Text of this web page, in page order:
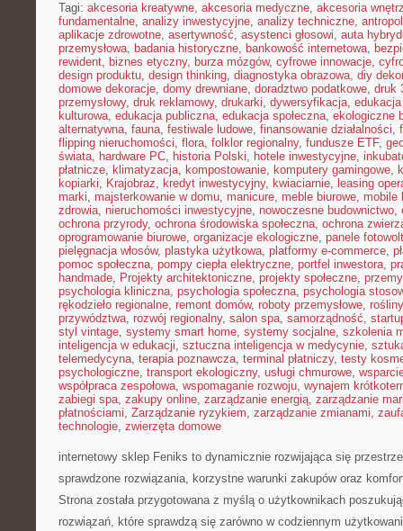
Tagi: akcesoria kreatywne, akcesoria medyczne, akcesoria
fundamentalne, analizy inwestycyjne, analizy techniczne,
aplikacje zdrowotne, asertywność, asystenci głosowi, auta
przemysłowa, badania historyczne, bankowość internetowa,
rewident, biznes etyczny, burza mózgów, cyfrowe innowacje,
design produktu, design thinking, diagnostyka obrazowa, diy
domowe dekoracje, domy drewniane, doradztwo podatkowe, druk
przemysłowy, druk reklamowy, drukarki, dywersyfikacja,
kulturowa, edukacja publiczna, edukacja społeczna, ekologiczne
alternatywna, fauna, festiwale ludowe, finansowanie działalności,
flipping nieruchomości, flora, folklor regionalny, fundusze ETF,
świata, hardware PC, historia Polski, hotele inwestycyjne,
płatnicze, klimatyzacja, kompostowanie, komputery gamingowe,
kopiarki, Krajobraz, kredyt inwestycyjny, kwiaciarnie, leasing
marki, majsterkowanie w domu, manicure, meble biurowe, mobile
zdrowia, nieruchomości inwestycyjne, nowoczesne budownictwo,
ochrona przyrody, ochrona środowiska społeczna, ochrona
oprogramowanie biurowe, organizacje ekologiczne, panele
pielęgnacja włosów, plastyka użytkowa, platformy e-commerce,
pomoc społeczna, pompy ciepła elektryczne, portfel inwestora,
handmade, Projekty architektoniczne, projekty społeczne,
psychologia kliniczna, psychologia społeczna, psychologia
rękodzieło regionalne, remont domów, roboty przemysłowe,
przywództwa, rozwój regionalny, salon spa, samorządność,
styl vintage, systemy smart home, systemy socjalne, szkolenia
inteligencja w edukacji, sztuczna inteligencja w medycynie,
telemedycyna, terapia poznawcza, terminal płatniczy, testy
psychologiczne, transport ekologiczny, usługi chmurowe,
współpraca zespołowa, wspomaganie rozwoju, wynajem
zabiegi spa, zakupy online, zarządzanie energią, zarządzanie
płatnościami, Zarządzanie ryzykiem, zarządzanie zmianami,
technologie, zwierzęta domowe
internetowy sklep Feniks to dynamicznie rozwijająca się
sprawdzone rozwiązania, korzystne warunki zakupów oraz
Strona została przygotowana z myślą o użytkownikach
rozwiązań, które sprawdzą się zarówno w codziennym